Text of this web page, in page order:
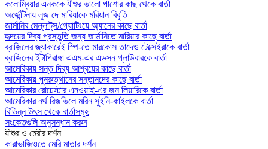
কলোম্বিয়ার এনককে যীশুর ভালো পাশোর কাছ থেকে বার্তা
অর্জেন্টিনায় লুজ দে মারিয়াকে মরিয়ান বিবৃতি
জার্মানির মেল্লাট্‌স/গ্যোটিংয়ে অ্যানের কাছে বার্তা
হৃদয়ের দিব্য প্রস্তুতি জন্য জার্মানিতে মারিয়ার কাছে বার্তা
ব্রাজিলের জ্যাকারেই স্পি-তে মারকোস তাদেও টেক্সেইরাকে বার্তা
ব্রাজিলের ইটাপিরাঙ্গা এএম-এর এডসন গ্লাউবারকে বার্তা
আমেরিকায় সন্ত দিব্য আশ্রয়ের কাছে বার্তা
আমেরিকায় পুনরুত্থানের সন্তানদের কাছে বার্তা
আমেরিকার রোচেস্টার এনওয়াই-এর জন লিয়ারিকে বার্তা
আমেরিকার নর্থ রিজভিলে মরিন সুইনি-কাইলকে বার্তা
বিভিন্ন উৎস থেকে বার্তাসমূহ
সংকেতগুলি অনুসন্ধান করুন
যীশুর ও মেরীর দর্শন
কারাভাজিওতে মেরি মাতার দর্শন